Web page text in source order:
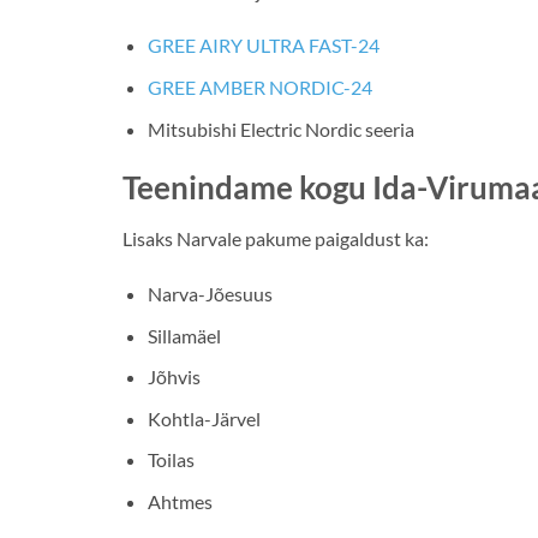
GREE AIRY ULTRA FAST-24
GREE AMBER NORDIC-24
Mitsubishi Electric Nordic seeria
Teenindame kogu Ida-
Lisaks Narvale pakume paigaldust ka:
Narva-Jõesuus
Sillamäel
Jõhvis
Kohtla-Järvel
Toilas
Ahtmes